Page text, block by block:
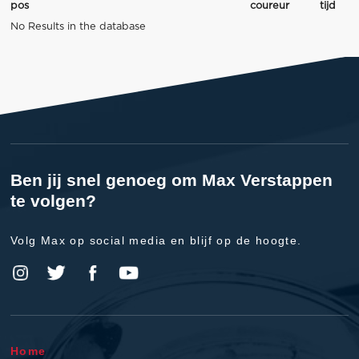
pos coureur
tijd
No Results in the database
Ben jij snel genoeg om Max Verstappen
te volgen?
Volg Max op social media en blijf op de hoogte.
Home